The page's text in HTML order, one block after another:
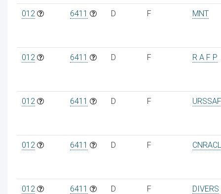
012 6411 D F MNT
012 6411 D F R A F P
012 6411 D F
012 6411 D F CNRACL
012 6411 D F
DIVERS